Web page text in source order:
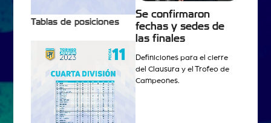
Tablas de posiciones
Se confirmaron
fechas y sedes de
las finales
Definiciones para el cierre
del Clausura y el Trofeo de
Campeones.